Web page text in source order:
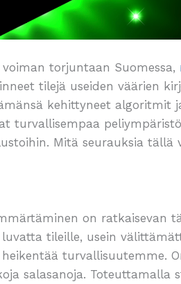
torjuntaan Suomessa,
tilejä useiden väärien
kehittyneet algoritmit
turvallisempaa
Mitä seurauksia tällä
on ratkaisevan
tileille, usein
turvallisuutemme.
salasanoja. Toteuttamalla